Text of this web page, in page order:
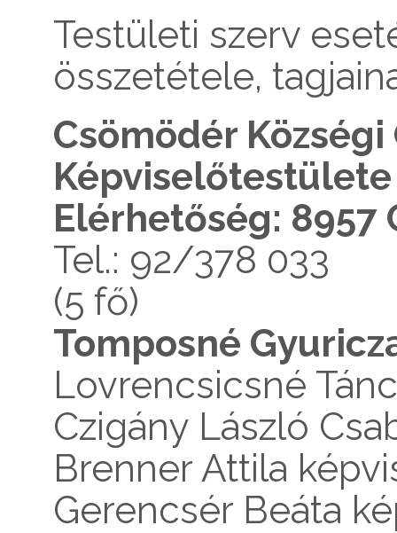
Testületi szerv
összetétele,
Csömödér
Képviselőtestülete
Elérhetőség: 8957
Tel.: 92/378 033
(5 fő)
Tomposné
Lovrencsicsné
Czigány László
Brenner Attila
Gerencsér Beáta